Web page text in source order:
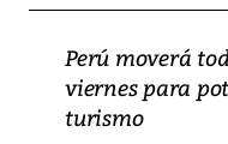
Perú moverá
viernes para
turismo